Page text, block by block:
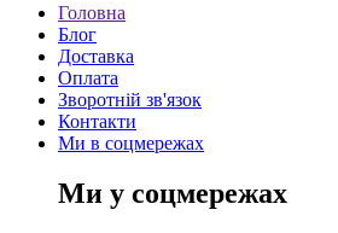
Головна
Блог
Доставка
Оплата
Зворотній зв'язок
Контакти
Ми в соцмережах
Ми у соцмережах